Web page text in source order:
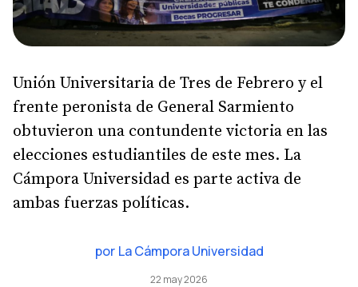
Unión Universitaria de Tres de Febrero y el
frente peronista de General Sarmiento
obtuvieron una contundente victoria en las
elecciones estudiantiles de este mes. La
Cámpora Universidad es parte activa de
ambas fuerzas políticas.
por La Cámpora Universidad
22 may 2026